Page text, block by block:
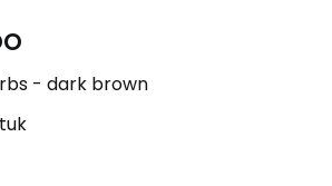
- dark brown